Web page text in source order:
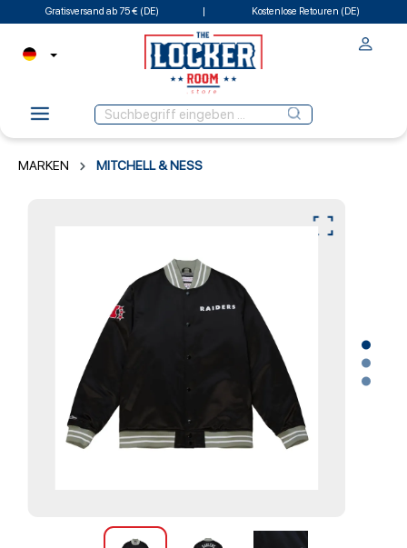
Gratisversand ab 75 € (DE) Kostenlose Retouren (DE)
MARKEN MITCHELL & NESS